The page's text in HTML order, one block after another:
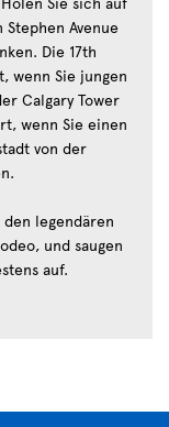
Avenue
Die 17th
wenn Sie jungen
Calgary Tower
wenn Sie einen
von der
legendären
und saugen
auf.